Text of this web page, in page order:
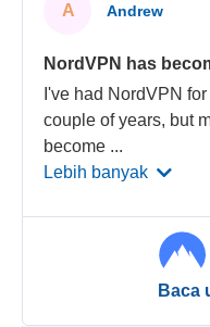
A Andrew
NordVPN has
I've had NordVPN
couple of years, but
become ...
Lebih banyak
Baca